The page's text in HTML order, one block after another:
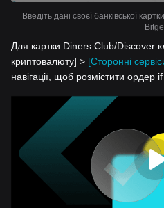
Введіть дані своєї банківської
Для картки Diners Club/Discover
криптовалюту] > [Сторонні
навігації, щоб розмістити